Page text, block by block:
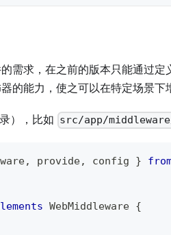
需求，在之前的版本只能通过定
的能力，使之可以在特定场景下
），比如 src/app/
, provide, config }
WebMiddleware {